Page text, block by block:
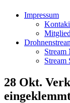
Impressum
Stream
Stream
28 Okt.